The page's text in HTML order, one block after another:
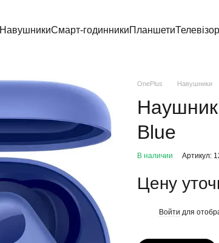
НавушникиСмарт-годинникиПланшети
OnePlus Навушники
Blue
В наличии Артикул:
Цену
Войти для